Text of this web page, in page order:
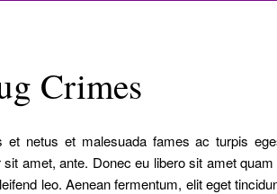
Crimes
et netus et malesuada fames ac turpis
amet, ante. Donec eu libero sit amet
leo. Aenean fermentum, elit eget